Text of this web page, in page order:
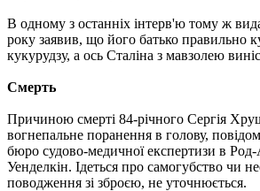
В одному з останніх інтерв'ю тому ж
року заявив, що його батько правильно
кукурудзу, а ось Сталіна з мавзолею
Смерть
Причиною смерті 84-річного Сергія
вогнепальне поранення в голову,
бюро судово-медичної експертизи в
Уенделкін. Ідеться про самогубство чи
поводження зі зброєю, не уточнюється.